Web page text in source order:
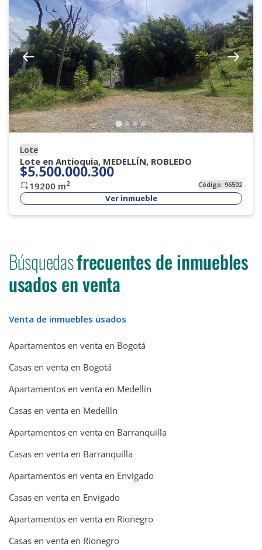
Lote
Lote en Antioquia, MEDELLÍN, ROBLEDO
$5.500.000.300
19200 m2 Código:96502
Ver inmueble
Búsquedasfrecuentes de inmuebles
usados en venta
Venta de inmuebles usados
Apartamentos en venta en Bogotá
Casas en venta en Bogotá
Apartamentos en venta en Medellín
Casas en venta en Medellín
Apartamentos en venta en Barranquilla
Casas en venta en Barranquilla
Apartamentos en venta en Envigado
Casas en venta en Envigado
Apartamentos en venta en Rionegro
Casas en venta en Rionegro